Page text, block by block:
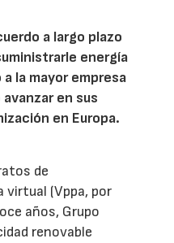
a largo plazo
energía
la mayor empresa
en sus
en Europa.
de
virtual (Vppa, por
años, Grupo
renovable